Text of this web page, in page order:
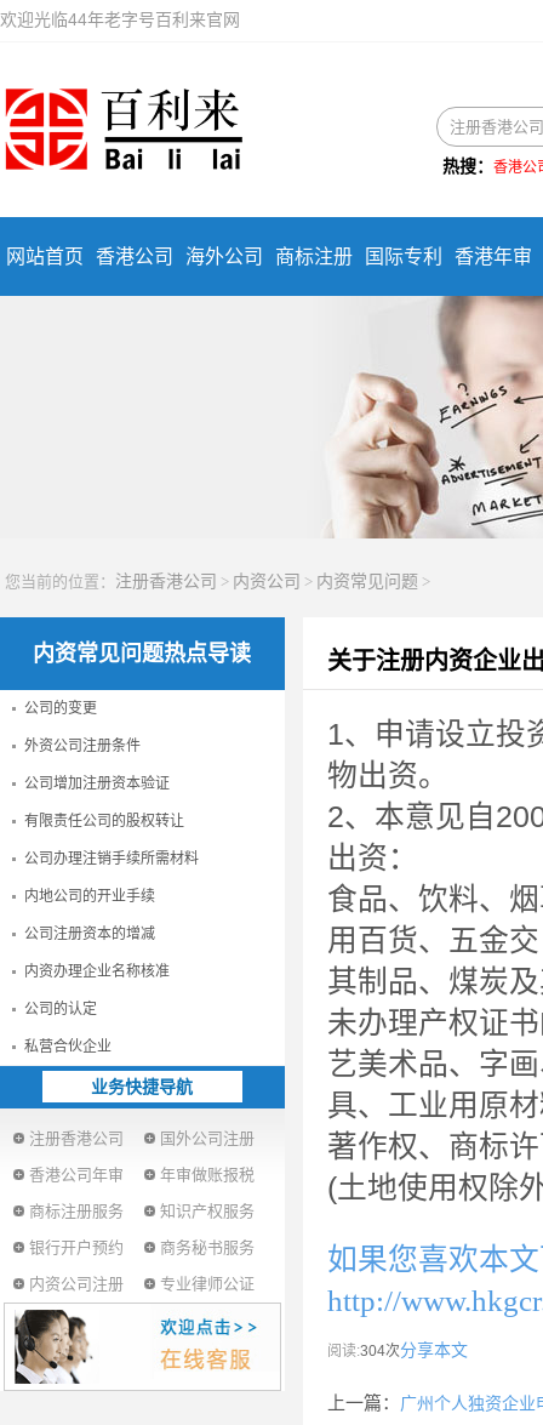
欢迎光临44年老字号百利来官网
热搜： 香港公
网站首页 香港公司 海外公司 商标注册 国际专利 香港年审
您当前的位置： 注册香港公司 > 内资公司 > 内资常见问题 >
内资常见问题热点导读
公司的变更
外资公司注册条件
公司增加注册资本验证
有限责任公司的股权转让
公司办理注销手续所需材料
内地公司的开业手续
公司注册资本的增减
内资办理企业名称核准
公司的认定
私营合伙企业
业务快捷导航
注册香港公司
国外公司注册
香港公司年审
年审做账报税
商标注册服务
知识产权服务
银行开户预约
商务秘书服务
内资公司注册
专业律师公证
关于注册内资企业
1、申请设立投
物出资。
2、本意见自
出资：
食品、饮料、
用百货、五金
其制品、煤炭
未办理产权证
艺美术品、字
具、工业用原
著作权、商标
(土地使用权除
如果您喜欢本
http://
阅读:304次分享本文
上一篇： 广州个人独资企业